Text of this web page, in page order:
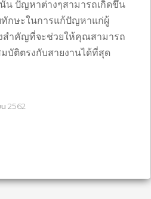
น ปัญหาต่างๆสามารถเกิดขึ้น
ทักษะในการแก้ปัญหาแก่ผู้
สำคัญที่จะช่วยให้คุณสามารถ
ติตรงกับสายงานได้ที่สุด
2562